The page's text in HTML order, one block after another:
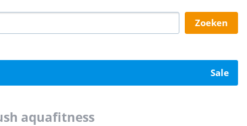
zoeken
sale
aquafitness